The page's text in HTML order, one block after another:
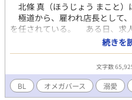
北條 真（ほうじょう まこと）
極道から、雇われ店長として
を任されている。 ある日、求
杏（つがわ きょう）と出会う
ウスキーパーとして囲うことに
ュアでウブだった。 彼をマン
へいざなうつもりの真。 しか
を要求してくる始末だ。 苦笑
済ませ、しばらく合わせるこ
続きを
文字数
BL オメガバース 溺愛